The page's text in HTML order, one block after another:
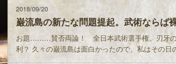
2018/09/20
巌流島の新たな問題提起。武術ならば
お題………賛否両論！ 全日本武術選手権。刃牙の
利？ 久々の巌流島は面白かったので、私はその日